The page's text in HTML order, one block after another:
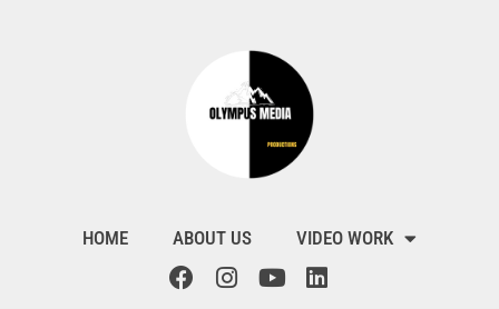
HOME ABOUT US VIDEO WORK